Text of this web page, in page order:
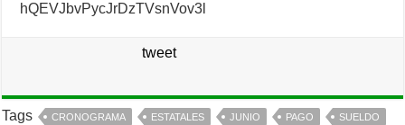
hQEVJbvPycJrDzTVsnVov3l
tweet
Tags CRONOGRAMA ESTATALES JUNIO PAGO SUELDO